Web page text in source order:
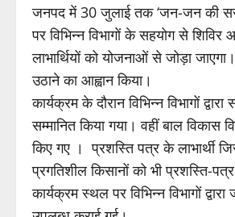
जनपद में 30 जुलाई तक ‘जन-जन की
पर विभिन्न विभागों के सहयोग से
लाभार्थियों को योजनाओं से जोड़ा
उठाने का आह्वान किया।
कार्यक्रम के दौरान विभिन्न विभागों
सम्मानित किया गया। वहीं बाल विकास
किए गए । प्रशस्ति पत्र के लाभार्थी
प्रगतिशील किसानों को भी प्रशस्ति-
कार्यक्रम स्थल पर विभिन्न विभागों